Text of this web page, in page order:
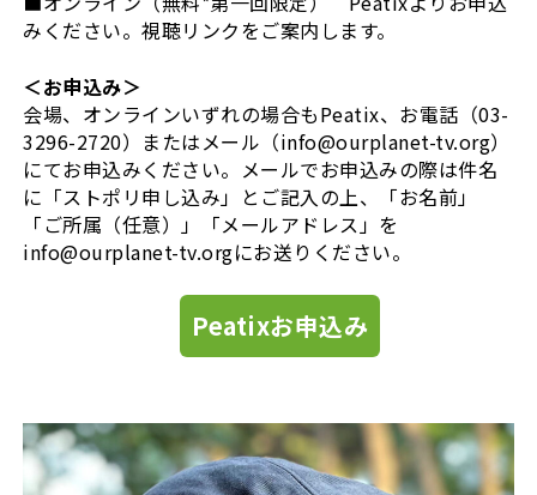
みください。視聴リンクをご案内します。
＜お申込み＞
会場、オンラインいずれの場合もPeatix、お電話（03-
3296-2720）またはメール（info@ourplanet-tv.org）
にてお申込みください。メールでお申込みの際は件名
に「ストポリ申し込み」とご記入の上、「お名前」
「ご所属（任意）」「メールアドレス」を
info@ourplanet-tv.orgにお送りください。
Peatixお申込み